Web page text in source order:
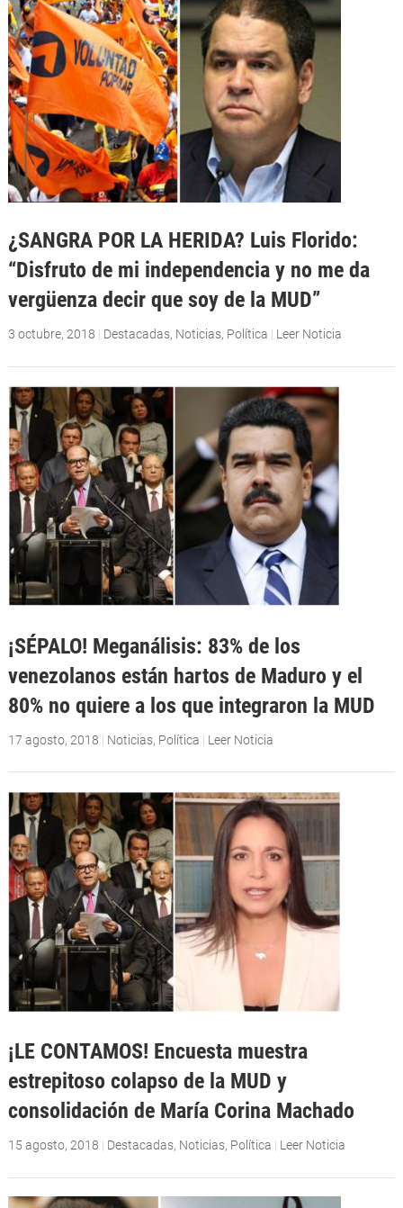
¿SANGRA POR LA HERIDA? Luis Florido:
“Disfruto de mi independencia y no me da
vergüenza decir que soy de la MUD”
3 octubre, 2018 | Destacadas, Noticias, Política | Leer Noticia
¡SÉPALO! Meganálisis: 83% de los
venezolanos están hartos de Maduro y el
80% no quiere a los que integraron la MUD
17 agosto, 2018 | Noticias, Política | Leer Noticia
¡LE CONTAMOS! Encuesta muestra
estrepitoso colapso de la MUD y
consolidación de María Corina Machado
15 agosto, 2018 | Destacadas, Noticias, Política | Leer Noticia